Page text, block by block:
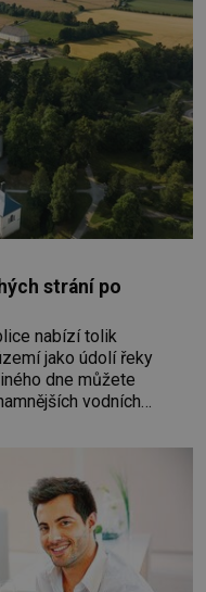
strání po
nabízí tolik
jako údolí řeky
dne můžete
vodních
památek ve Velkých